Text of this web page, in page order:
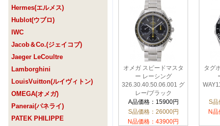
Hermes(エルメス)
Hublot(ウブロ)
IWC
Jacob＆Co.(ジェイコブ)
Jaeger LeCoultre
Lamborghini
LouisVuitton(ルイヴィトン)
OMEGA(オメガ)
Panerai(パネライ)
PATEK PHILIPPE
オメガ スピードマスタ
ー レーシング
326.30.40.50.06.001 グ
レー/ブラック
A品価格：15900円
S品価格：26000円
N品価格：43900円
タグ
S品
N